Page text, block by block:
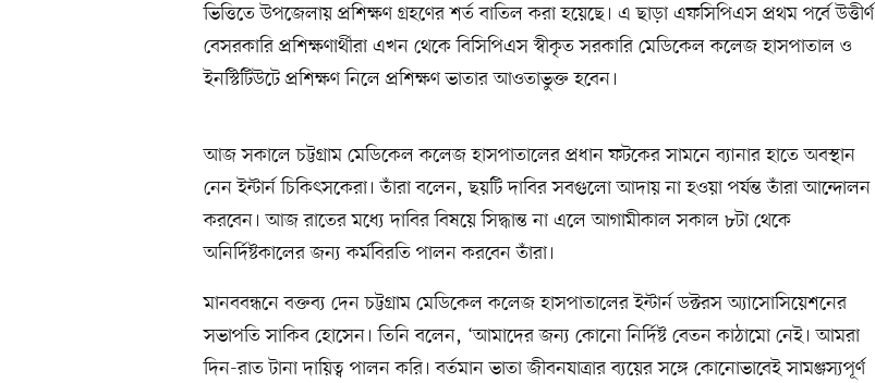
ভিত্তিতে উপজেলায় প্রশিক্ষণ গ্রহণের শর্ত বাতিল করা হয়েছে। এ ছাড়া এফসিপিএস প্রথম পর্বে উত্তীর্ণ
বেসরকারি প্রশিক্ষণার্থীরা এখন থেকে বিসিপিএস স্বীকৃত সরকারি মেডিকেল কলেজ হাসপাতাল ও
ইনস্টিটিউটে প্রশিক্ষণ নিলে প্রশিক্ষণ ভাতার আওতাভুক্ত হবেন।
আজ সকালে চট্টগ্রাম মেডিকেল কলেজ হাসপাতালের প্রধান ফটকের সামনে ব্যানার হাতে অবস্থান
নেন ইন্টার্ন চিকিৎসকেরা। তাঁরা বলেন, ছয়টি দাবির সবগুলো আদায় না হওয়া পর্যন্ত তাঁরা আন্দোলন
করবেন। আজ রাতের মধ্যে দাবির বিষয়ে সিদ্ধান্ত না এলে আগামীকাল সকাল ৮টা থেকে
অনির্দিষ্টকালের জন্য কর্মবিরতি পালন করবেন তাঁরা।
মানববন্ধনে বক্তব্য দেন চট্টগ্রাম মেডিকেল কলেজ হাসপাতালের ইন্টার্ন ডক্টরস অ্যাসোসিয়েশনের
সভাপতি সাকিব হোসেন। তিনি বলেন, ‘আমাদের জন্য কোনো নির্দিষ্ট বেতন কাঠামো নেই। আমরা
দিন-রাত টানা দায়িত্ব পালন করি। বর্তমান ভাতা জীবনযাত্রার ব্যয়ের সঙ্গে কোনোভাবেই সামঞ্জস্যপূর্ণ